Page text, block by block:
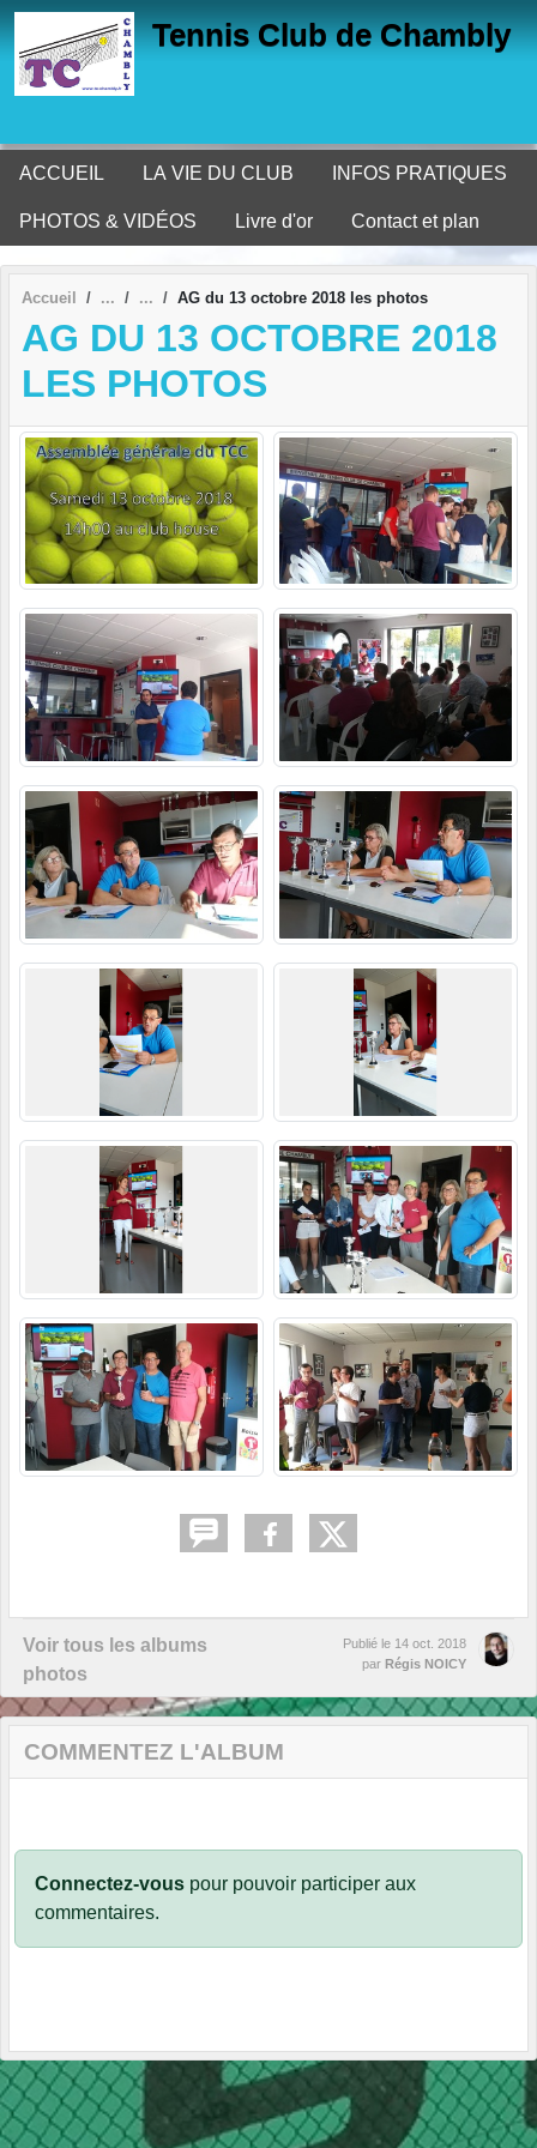
Tennis Club de Chambly
ACCUEIL LA VIE DU CLUB INFOS PRATIQUES
PHOTOS & VIDÉOS Livre d'or Contact et plan
Accueil AG du 13 octobre 2018 les photos
AG DU 13 OCTOBRE 2018
LES PHOTOS
Voir tous les albums
photos
Publié le 14 oct. 2018
par Régis NOICY
COMMENTEZ L'ALBUM
Connectez-vous pour pouvoir participer aux
commentaires.
Panneau de gestion des cookies